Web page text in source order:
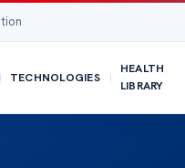
TECHNOLOGIES
HEALTH
LIBRARY